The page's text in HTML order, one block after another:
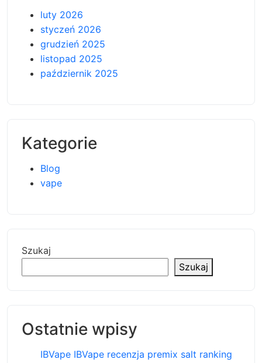
luty 2026
styczeń 2026
grudzień 2025
listopad 2025
październik 2025
Kategorie
Blog
vape
Szukaj
Szukaj
Ostatnie wpisy
IBVape IBVape recenzja premix salt ranking